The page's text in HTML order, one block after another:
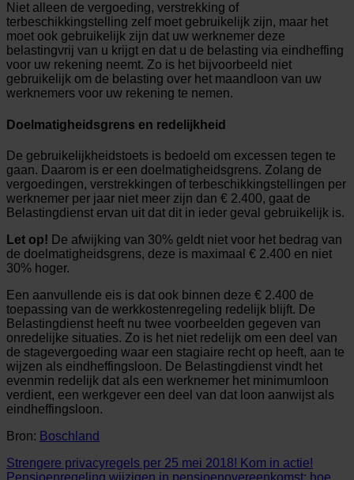
Niet alleen de vergoeding, verstrekking of
terbeschikkingstelling zelf moet gebruikelijk zijn, maar het
moet ook gebruikelijk zijn dat uw werknemer deze
belastingvrij van u krijgt en dat u de belasting via eindheffing
voor uw rekening neemt. Zo is het bijvoorbeeld niet
gebruikelijk om de belasting over het maandloon van uw
werknemers voor uw rekening te nemen.
Doelmatigheidsgrens en redelijkheid
De gebruikelijkheidstoets is bedoeld om excessen tegen te
gaan. Daarom is er een doelmatigheidsgrens. Zolang de
vergoedingen, verstrekkingen of terbeschikkingstellingen per
werknemer per jaar niet meer zijn dan € 2.400, gaat de
Belastingdienst ervan uit dat dit in ieder geval gebruikelijk is.
Let op! De afwijking van 30% geldt niet voor het bedrag van
de doelmatigheidsgrens, deze is maximaal € 2.400 en niet
30% hoger.
Een aanvullende eis is dat ook binnen deze € 2.400 de
toepassing van de werkkostenregeling redelijk blijft. De
Belastingdienst heeft nu twee voorbeelden gegeven van
onredelijke situaties. Zo is het niet redelijk om een deel van
de stagevergoeding waar een stagiaire recht op heeft, aan te
wijzen als eindheffingsloon. De Belastingdienst vindt het
evenmin redelijk dat als een werknemer het minimumloon
verdient, een werkgever een deel van dat loon aanwijst als
eindheffingsloon.
Bron: Boschland
Strengere privacyregels per 25 mei 2018! Kom in actie!
Pensioenregeling wijzigen in pensioenovereenkomst: hoe